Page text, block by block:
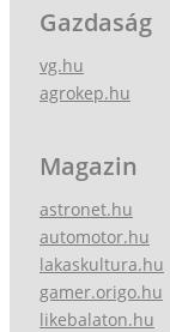
Gazdaság
vg.hu
agrokep.hu
Magazin
astronet.hu
automotor.hu
lakaskultura.hu
gamer.origo.hu
likebalaton.hu